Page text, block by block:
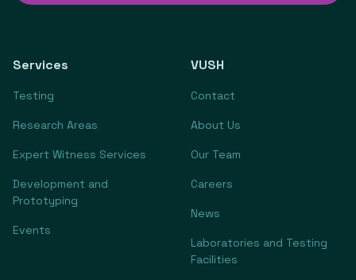
Services
Testing
Research Areas
Expert Witness Services
Development and
Prototyping
Events
VUSH
Contact
About Us
Our Team
Careers
News
Laboratories and Testing
Facilities